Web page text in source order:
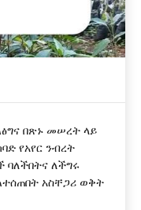
በጽኑ መሠረት ላይ
የአየር ንብረት
ባለችበትና ለችግሩ
አስቸጋሪ ወቅት